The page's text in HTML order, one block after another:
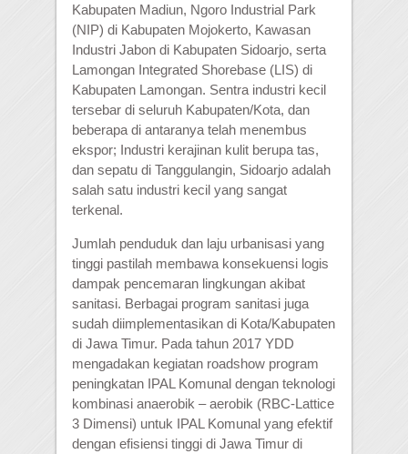
Kabupaten Madiun, Ngoro Industrial Park
(NIP) di Kabupaten Mojokerto, Kawasan
Industri Jabon di Kabupaten Sidoarjo, serta
Lamongan Integrated Shorebase (LIS) di
Kabupaten Lamongan. Sentra industri kecil
tersebar di seluruh Kabupaten/Kota, dan
beberapa di antaranya telah menembus
ekspor; Industri kerajinan kulit berupa tas,
dan sepatu di Tanggulangin, Sidoarjo adalah
salah satu industri kecil yang sangat
terkenal.
Jumlah penduduk dan laju urbanisasi yang
tinggi pastilah membawa konsekuensi logis
dampak pencemaran lingkungan akibat
sanitasi. Berbagai program sanitasi juga
sudah diimplementasikan di Kota/Kabupaten
di Jawa Timur. Pada tahun 2017 YDD
mengadakan kegiatan roadshow program
peningkatan IPAL Komunal dengan teknologi
kombinasi anaerobik – aerobik (RBC-Lattice
3 Dimensi) untuk IPAL Komunal yang efektif
dengan efisiensi tinggi di Jawa Timur di